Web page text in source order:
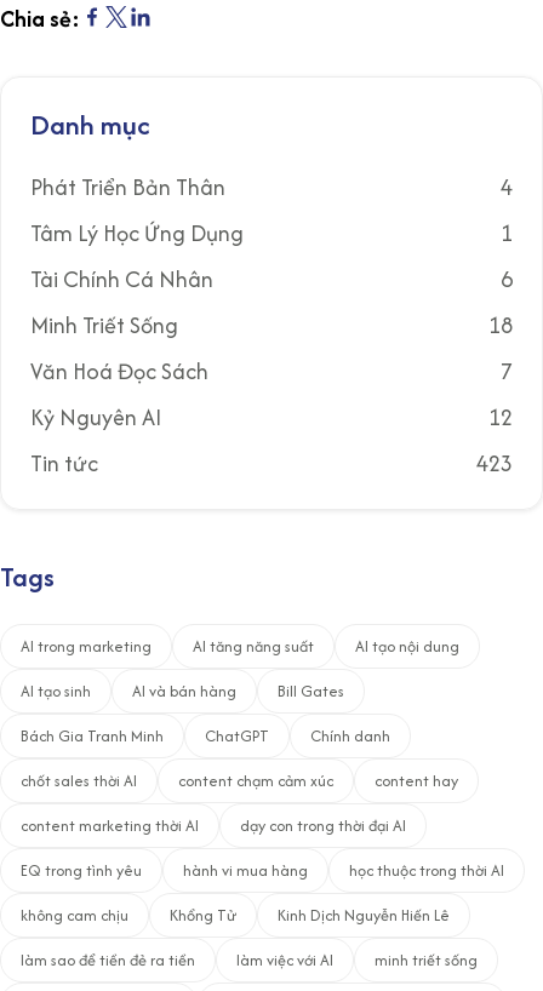
Chia sẻ:
Danh mục
Phát Triển Bản Thân
4
Tâm Lý Học Ứng Dụng
1
Tài Chính Cá Nhân
6
Minh Triết Sống
18
Văn Hoá Đọc Sách
7
Kỷ Nguyên AI
12
Tin tức
423
Tags
AI trong marketing AI tăng năng suất
AI tạo nội dung
AI tạo sinh
AI và bán hàng
Bill Gates
Bách Gia Tranh Minh
ChatGPT
Chính danh
chốt sales thời AI
content chạm cảm xúc
content hay
content marketing thời AI
dạy con trong thời đại AI
EQ trong tình yêu
hành vi mua hàng
học thuộc trong thời AI
không cam chịu
Khổng Tử
Kinh Dịch Nguyễn Hiến Lê
làm sao để tiền đẻ ra tiền
làm việc với AI
minh triết sống